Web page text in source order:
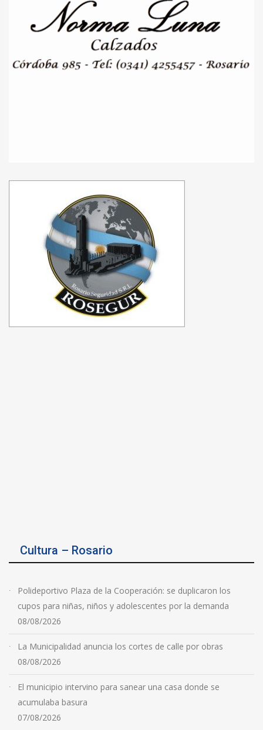
Cultura – Rosario
Polideportivo Plaza de la Cooperación: se duplicaron los
cupos para niñas, niños y adolescentes por la demanda
08/08/2026
La Municipalidad anuncia los cortes de calle por obras
08/08/2026
El municipio intervino para sanear una casa donde se
acumulaba basura
07/08/2026